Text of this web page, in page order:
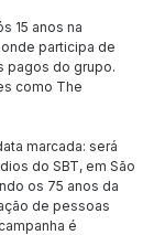
15 anos na
participa de
pagos do grupo.
como The
marcada: será
do SBT, em São
os 75 anos da
de pessoas
é